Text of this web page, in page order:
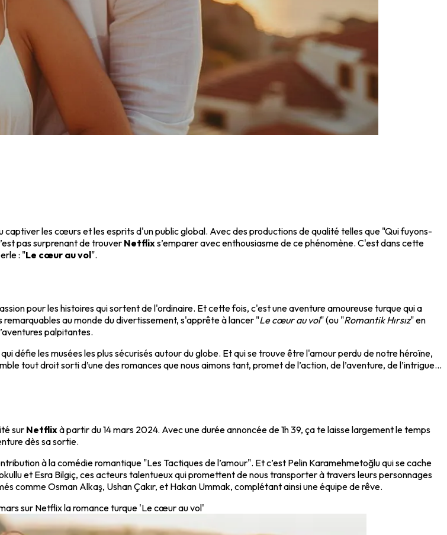
captiver les cœurs et les esprits d'un public global. Avec des productions de qualité telles que "Qui fuyons-
pas surprenant de trouver Netflixs’emparer avec enthousiasme de ce phénomène. C'est dans cette
: "Le cœur au vol".
pour les histoires qui sortent de l'ordinaire. Et cette fois, c'est une aventure amoureuse turque qui a
au monde du divertissement, s'apprête à lancer "Le cœur au vol" (ou "Romantik Hırsız" en
palpitantes.
défie les musées les plus sécurisés autour du globe. Et qui se trouve être l'amour perdu de notre héroïne,
tout droit sorti d’une des romances que nous aimons tant, promet de l’action, de l’aventure, de l’intrigue...
sur Netflixà partir du 14 mars 2024. Avec une durée annoncée de 1h 39, ça te laisse largement le temps
dès sa sortie.
à la comédie romantique "Les Tactiques de l’amour". Et c’est Pelin Karamehmetoğlu qui se cache
et Esra Bilgiç, ces acteurs talentueux qui promettent de nous transporter à travers leurs personnages
Osman Alkaş, Ushan Çakır, et Hakan Ummak, complétant ainsi une équipe de rêve.